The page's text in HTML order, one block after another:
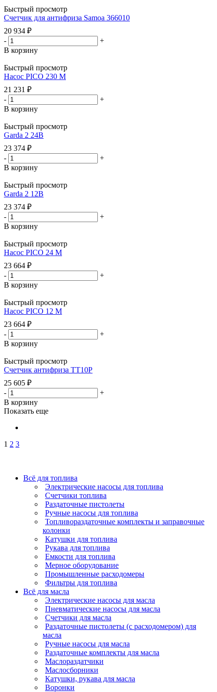
Быстрый просмотр
Счетчик для антифриза Samoa 366010
20 934 ₽
-
+
В корзину
Быстрый просмотр
Насос PICO 230 M
21 231 ₽
-
+
В корзину
Быстрый просмотр
Garda 2 24В
23 374 ₽
-
+
В корзину
Быстрый просмотр
Garda 2 12В
23 374 ₽
-
+
В корзину
Быстрый просмотр
Насос PICO 24 M
23 664 ₽
-
+
В корзину
Быстрый просмотр
Насос PICO 12 M
23 664 ₽
-
+
В корзину
Быстрый просмотр
Счетчик антифриза TT10P
25 605 ₽
-
+
В корзину
Показать еще
1 2 3
Всё для топлива
Электрические насосы для топлива
Счетчики топлива
Раздаточные пистолеты
Ручные насосы для топлива
Топливораздаточные комплекты и заправочные
колонки
Катушки для топлива
Рукава для топлива
Емкости для топлива
Мерное оборудование
Промышленные расходомеры
Фильтры для топлива
Всё для масла
Электрические насосы для масла
Пневматические насосы для масла
Счетчики для масла
Раздаточные пистолеты (с расходомером) для
масла
Ручные насосы для масла
Раздаточные комплекты для масла
Маслораздатчики
Маслосборники
Катушки, рукава для масла
Воронки